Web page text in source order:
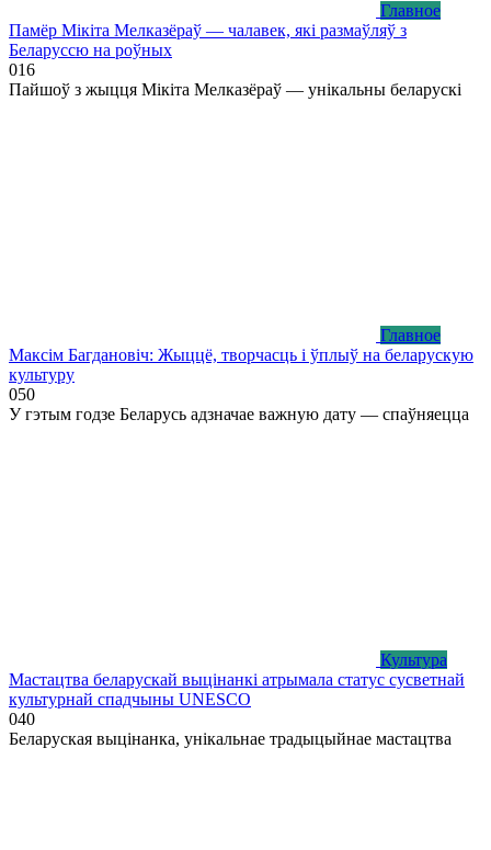
Главное
Памёр Мікіта Мелказёраў — чалавек, які размаўляў з
Беларуссю на роўных
016
Пайшоў з жыцця Мікіта Мелказёраў — унікальны беларускі
Главное
Максім Багдановіч: Жыццё, творчасць і ўплыў на беларускую
культуру
050
У гэтым годзе Беларусь адзначае важную дату — спаўняецца
Культура
Мастацтва беларускай выцінанкі атрымала статус сусветнай
культурнай спадчыны UNESCO
040
Беларуская выцінанка, унікальнае традыцыйнае мастацтва